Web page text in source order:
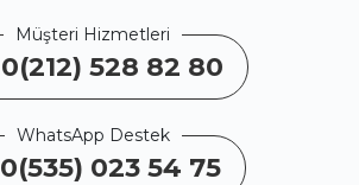
Müşteri Hizmetleri
0(212) 528 82 80
WhatsApp Destek
0(535) 023 54 75